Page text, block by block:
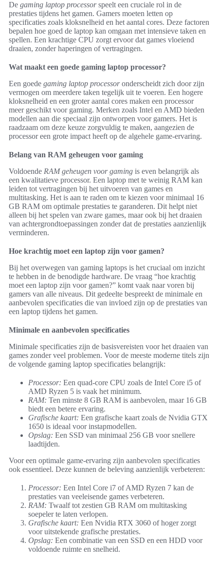
De gaming laptop processorspeelt een cruciale rol in de
prestaties tijdens het gamen. Gamers moeten letten op
specificaties zoals kloksnelheid en het aantal cores. Deze factoren
bepalen hoe goed de laptop kan omgaan met intensieve taken en
spellen. Een krachtige CPU zorgt ervoor dat games vloeiend
draaien, zonder haperingen of vertragingen.
Wat maakt een goede gaming laptop processor?
Een goede gaming laptop processoronderscheidt zich door zijn
vermogen om meerdere taken tegelijk uit te voeren. Een hogere
kloksnelheid en een groter aantal cores maken een processor
meer geschikt voor gaming. Merken zoals Intel en AMD bieden
modellen aan die speciaal zijn ontworpen voor gamers. Het is
raadzaam om deze keuze zorgvuldig te maken, aangezien de
processor een grote impact heeft op de algehele game-ervaring.
Belang van RAM geheugen voor gaming
Voldoende RAM geheugen voor gaming is even belangrijk als
een kwalitatieve processor. Een laptop met te weinig RAM kan
leiden tot vertragingen bij het uitvoeren van games en
multitasking. Het is aan te raden om te kiezen voor minimaal 16
GB RAM om optimale prestaties te garanderen. Dit helpt niet
alleen bij het spelen van zware games, maar ook bij het draaien
van achtergrondtoepassingen zonder dat de prestaties aanzienlijk
verminderen.
Hoe krachtig moet een laptop zijn voor gamen?
Bij het overwegen van gaming laptops is het cruciaal om inzicht
te hebben in de benodigde hardware. De vraag “hoe krachtig
moet een laptop zijn voor gamen?” komt vaak naar voren bij
gamers van alle niveaus. Dit gedeelte bespreekt de minimale en
aanbevolen specificaties die van invloed zijn op de prestaties van
een laptop tijdens het gamen.
Minimale en aanbevolen specificaties
Minimale specificaties zijn de basisvereisten voor het draaien van
games zonder veel problemen. Voor de meeste moderne titels zijn
de volgende gaming laptop specificaties belangrijk:
Processor: Een quad-core CPU zoals de Intel Core i5 of
AMD Ryzen 5 is vaak het minimum.
RAM: Ten minste 8 GB RAM is aanbevolen, maar 16 GB
biedt een betere ervaring.
Grafische kaart: Een grafische kaart zoals de Nvidia GTX
1650 is ideaal voor instapmodellen.
Opslag: Een SSD van minimaal 256 GB voor snellere
laadtijden.
Voor een optimale game-ervaring zijn aanbevolen specificaties
ook essentieel. Deze kunnen de beleving aanzienlijk verbeteren:
Processor: Een Intel Core i7 of AMD Ryzen 7 kan de
prestaties van veeleisende games verbeteren.
RAM: Twaalf tot zestien GB RAM om multitasking
soepeler te laten verlopen.
Grafische kaart: Een Nvidia RTX 3060 of hoger zorgt
voor uitstekende grafische prestaties.
Opslag: Een combinatie van een SSD en een HDD voor
voldoende ruimte en snelheid.